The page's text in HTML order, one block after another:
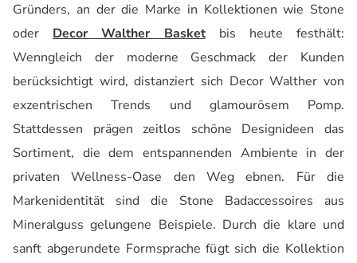
Gründers, an der die Marke in Kollektionen wie Stone
oder Decor Walther Basketbis heute festhält:
Wenngleich der moderne Geschmack der Kunden
berücksichtigt wird, distanziert sich Decor Walther von
exzentrischen Trends und glamourösem Pomp.
Stattdessen prägen zeitlos schöne Designideen das
Sortiment, die dem entspannenden Ambiente in der
privaten Wellness-Oase den Weg ebnen. Für die
Markenidentität sind die Stone Badaccessoires aus
Mineralguss gelungene Beispiele. Durch die klare und
sanft abgerundete Formsprache fügt sich die Kollektion